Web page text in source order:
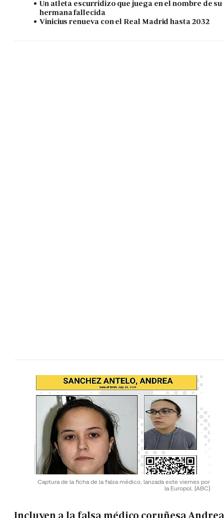
Un atleta escurridizo que juega en el nombre de su
hermana fallecida
Vinicius renueva con el Real Madrid hasta 2032
Captura de la ficha de la falsa médico, lanzada este viernes por
la Europol. (ABC)
Incluyen a la falsa médico coruñesa Andrea